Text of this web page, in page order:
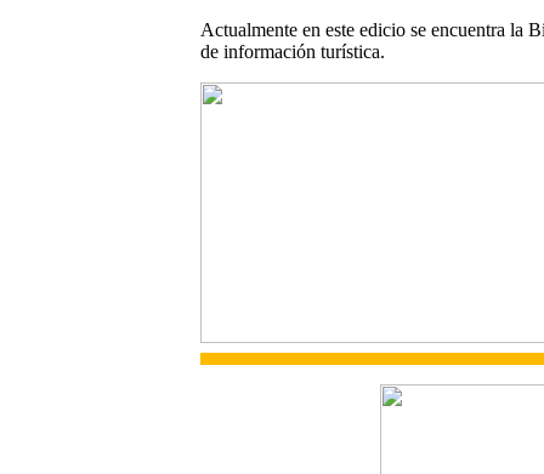
Actualmente en este edicio se encuentra la
de información turística.